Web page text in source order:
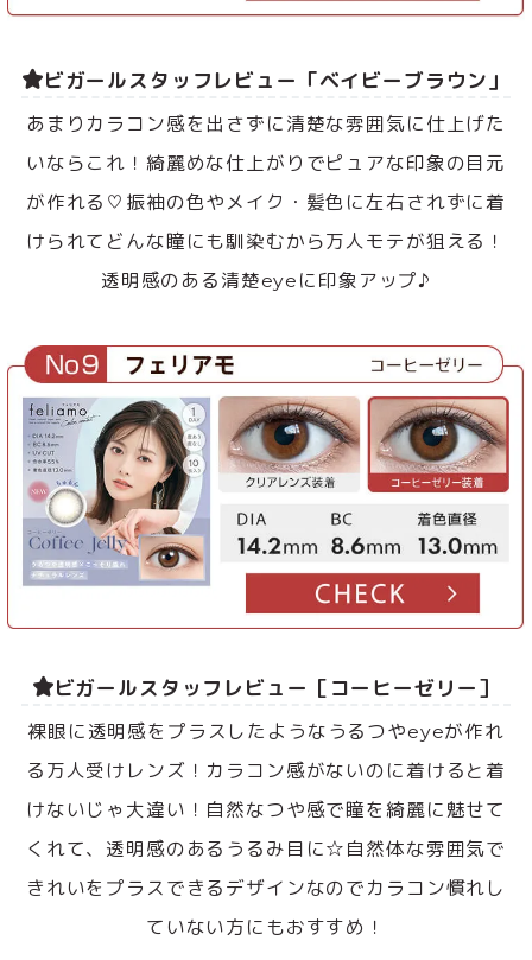
ビガールスタッフレビュー「ベイビーブラウン」
あまりカラコン感を出さずに清楚な雰囲気に仕上げた
いならこれ！綺麗めな仕上がりでピュアな印象の目元
が作れる♡振袖の色やメイク・髪色に左右されずに着
けられてどんな瞳にも馴染むから万人モテが狙える！
透明感のある清楚eyeに印象アップ♪
ビガールスタッフレビュー［コーヒーゼリー］
裸眼に透明感をプラスしたようなうるつやeyeが作れ
る万人受けレンズ！カラコン感がないのに着けると着
けないじゃ大違い！自然なつや感で瞳を綺麗に魅せて
くれて、透明感のあるうるみ目に☆自然体な雰囲気で
きれいをプラスできるデザインなのでカラコン慣れし
ていない方にもおすすめ！